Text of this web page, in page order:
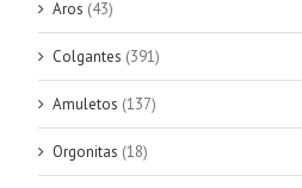
Aros (43)
Colgantes (391)
Amuletos (137)
Orgonitas (18)